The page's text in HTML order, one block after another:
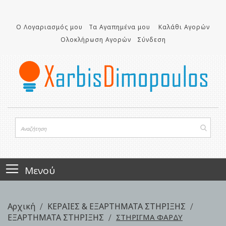
περιεχόμενο
Ο Λογαριασμός μου Τα Αγαπημένα μου
Καλάθι Αγορών
Ολοκλήρωση Αγορών
Σύνδεση
Μενού
Αρχική
ΚΕΡΑΙΕΣ & ΕΞΑΡΤΗΜΑΤΑ ΣΤΗΡΙΞΗΣ
ΕΞΑΡΤΗΜΑΤΑ ΣΤΗΡΙΞΗΣ
ΣΤΗΡΙΓΜΑ ΦΑΡΔΥ